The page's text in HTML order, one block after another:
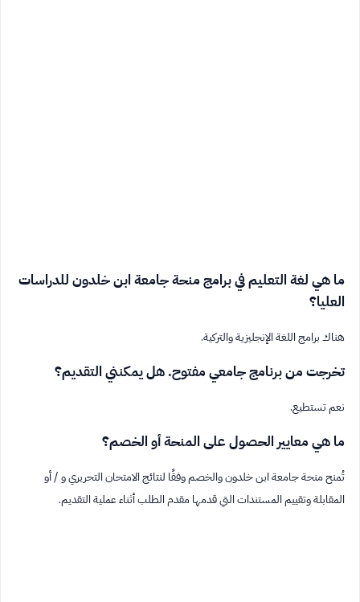
ما هي لغة التعليم في برامج منحة جامعة ابن خلدون للدراسات
العليا؟
هناك برامج اللغة الإنجليزية والتركية.
تخرجت من برنامج جامعي مفتوح. هل يمكنني التقديم؟
نعم تستطيع.
ما هي معايير الحصول على المنحة أو الخصم؟
تُمنح منحة جامعة ابن خلدون والخصم وفقًا لنتائج الامتحان التحريري و / أو
المقابلة وتقييم المستندات التي قدمها مقدم الطلب أثناء عملية التقديم.